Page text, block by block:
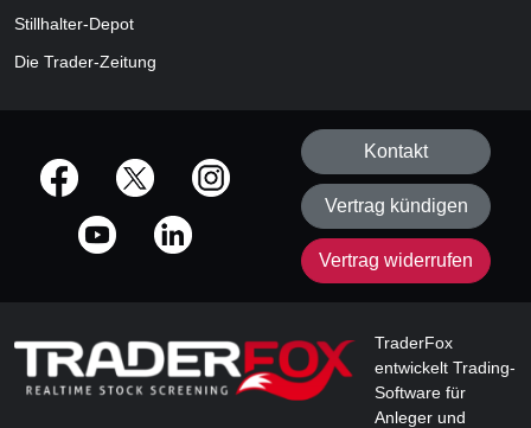
Stillhalter-Depot
Die Trader-Zeitung
offizielle Social Media-Accounts
Kontakt
Vertrag kündigen
Vertrag widerrufen
TraderFox
entwickelt Trading-
Software für
Anleger und